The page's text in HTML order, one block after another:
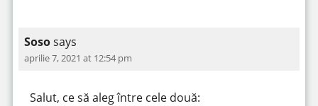
Sososays
aprilie 7, 2021 at 12:54 pm
Salut, ce să aleg între cele două: